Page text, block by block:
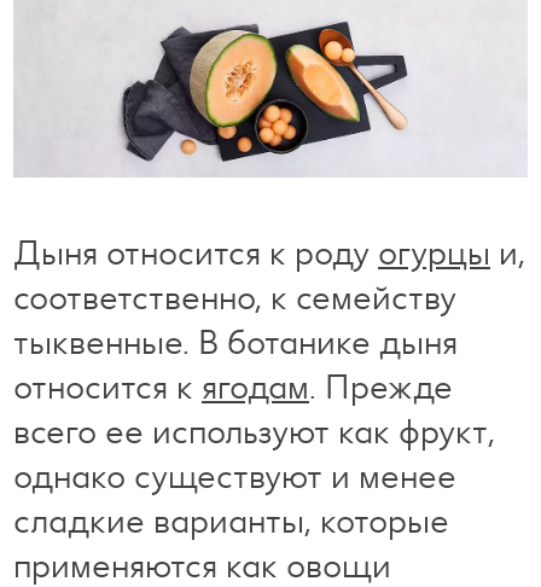
Готовим с удовольствием
Свободное время
Дыня относится к роду огурцы и,
соответственно, к семейству
тыквенные. В ботанике дыня
относится к ягодам. Прежде
всего ее используют как фрукт,
однако существуют и менее
сладкие варианты, которые
применяются как овощи